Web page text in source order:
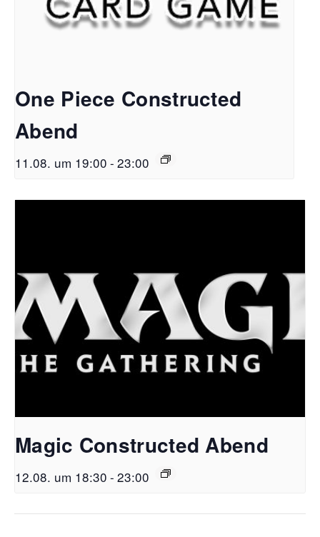
One Piece Constructed
Abend
11.08. um 19:00 - 23:00
Magic Constructed Abend
12.08. um 18:30 - 23:00